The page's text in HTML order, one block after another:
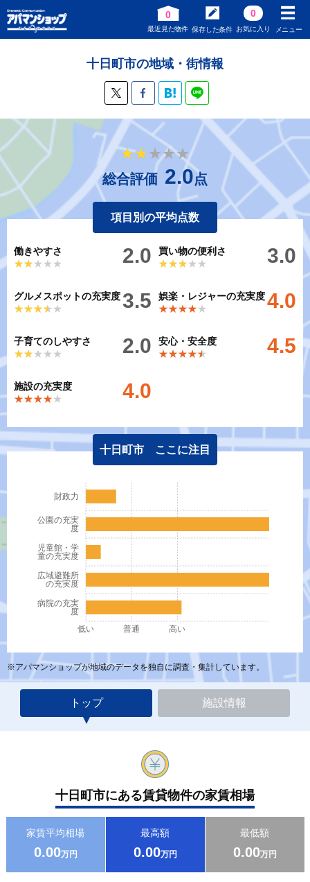
0
最近見た物件 保存した条件
0
お気に入り メニュー
十日町市の地域・街情報
★★★★★
★★★★★
総合評価 2.0点
項目別の平均点数
働きやすさ
★★★★★
★★★★★ 2.0
買い物の便利さ
★★★★★
★★★★★ 3.0
グルメスポットの充実度
★★★★★
★★★★★ 3.5
娯楽・レジャーの充実度
★★★★★
★★★★★ 4.0
子育てのしやすさ
★★★★★
★★★★★ 2.0
安心・安全度
★★★★★
★★★★★ 4.5
施設の充実度
★★★★★
★★★★★ 4.0
十日町市 ここに注目
病院の充実
度
広域避難所
の充実度
児童館・学
童の充実度
公園の充実
度
財政力
低い 普通 高い
※アパマンショップが地域のデータを独自に調査・集計しています。
トップ 施設情報
十日町市にある賃貸物件の家賃相場
家賃平均相場
0.00万円
最高額
0.00万円
最低額
0.00万円